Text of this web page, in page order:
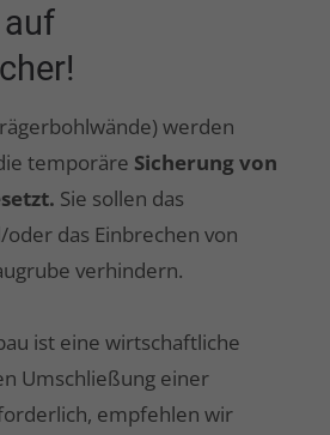
werden
temporäre Sicherung von
Sie sollen das
das Einbrechen von
verhindern.
ist eine wirtschaftliche
Umschließung einer
empfehlen wir